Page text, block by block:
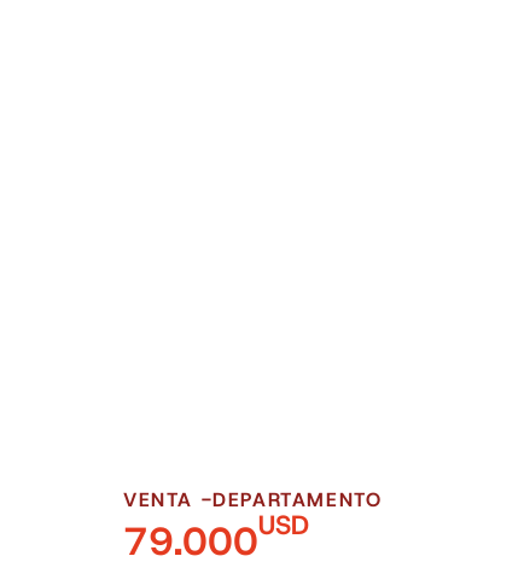
VENTA -DEPARTAMENTO
79.000USD